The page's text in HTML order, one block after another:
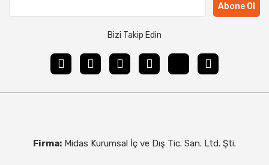
Abone Ol
Bizi Takip Edin
Firma: Midas Kurumsal İç ve Dış Tic. San. Ltd. Şti.